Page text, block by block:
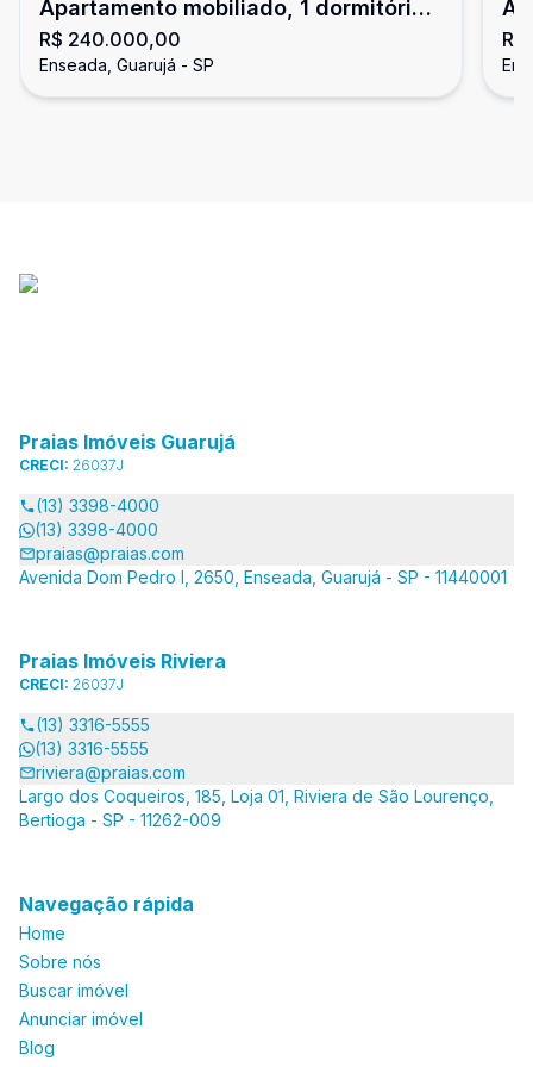
Apartamento mobiliado, 1 dormitório,
Enseada, Guarujá
R$ 240.000,00
Enseada, Guarujá - SP
Praias Imóveis Guarujá
CRECI: 26037J
(13) 3398-4000
(13) 3398-4000
praias@praias.com
Avenida Dom Pedro I, 2650, Enseada, Guarujá - SP - 11440001
Praias Imóveis Riviera
CRECI: 26037J
(13) 3316-5555
(13) 3316-5555
riviera@praias.com
Largo dos Coqueiros, 185, Loja 01, Riviera de São Lourenço,
Bertioga - SP - 11262-009
Navegação rápida
Home
Sobre nós
Buscar imóvel
Anunciar imóvel
Blog